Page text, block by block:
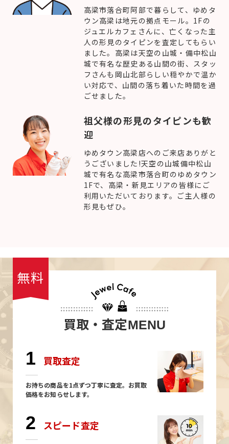
高梁市落合町阿部で暮らして、ゆめタ
ウン高梁は地元の拠点モール。1Fの
ジュエルカフェさんに、亡くなった主
人の形見のタイピンを査定してもらい
ました。高梁は天空の山城・備中松山
城で有名な歴史ある山間の街、スタッ
フさんも岡山北部らしい穏やかで温か
い対応で、山間の落ち着いた時間を過
ごせました。
祖父様の形見のタイピンも歓
迎
ゆめタウン高梁店へのご来店ありがと
うございました!天空の山城備中松山
城で有名な高梁市落合町のゆめタウン
1Fで、高梁・新見エリアの皆様にご
利用いただいております。ご主人様の
形見もぜひ。
無料
買取・査定MENU
1 買取査定
お持ちの商品を1点ずつ丁寧に査定。お買取
価格をお知らせします。
2 スピード査定